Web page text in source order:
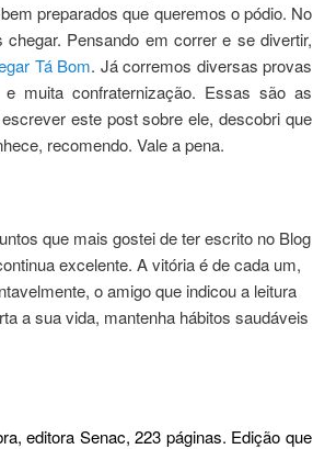
preparados que queremos o pódio. No
Pensando em correr e se divertir,
Tá Bom. Já corremos diversas provas
muita confraternização. Essas são as
este post sobre ele, descobri que
recomendo. Vale a pena.
que mais gostei de ter escrito no Blog
excelente. A vitória é de cada um,
o amigo que indicou a leitura
a sua vida, mantenha hábitos saudáveis
editora Senac, 223 páginas. Edição que